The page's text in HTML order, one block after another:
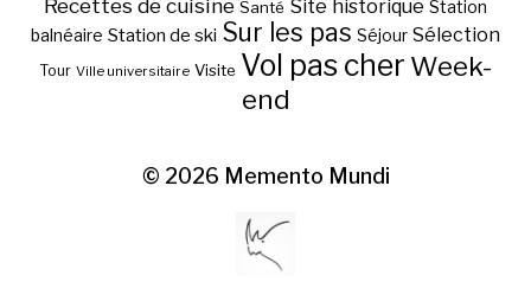
Santé Site historique Station
balnéaire Station de ski Sur les pas Séjour Sélection
Tour Ville universitaire Visite Vol pas cher Week-
end
© 2026 Memento Mundi